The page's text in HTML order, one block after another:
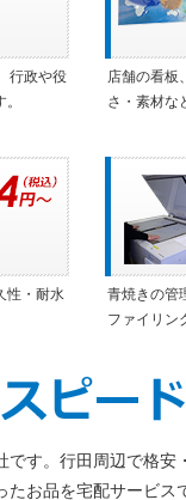
行政や役
店舗の看板
さ・素材な
性・耐水
青焼きの管
ファイリン
す。行田周辺で格
お品を宅配サービス